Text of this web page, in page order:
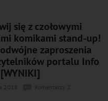
się z czołowymi
komikami stand-up!
zaproszenia
portalu Info
2018